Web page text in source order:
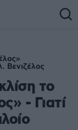
Βενιζέλος
το
- Γιατί